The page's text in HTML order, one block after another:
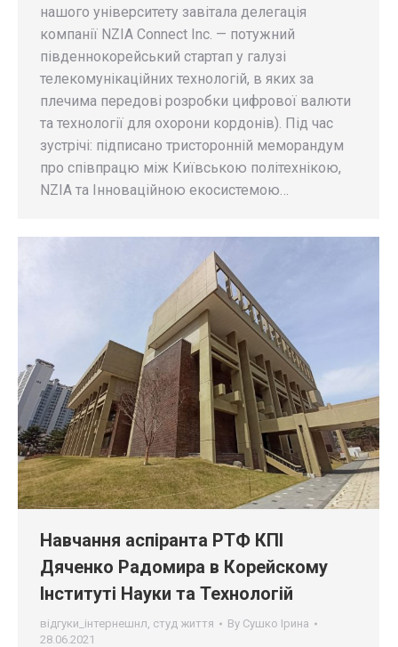
нашого університету завітала делегація
компанії NZIA Connect Inc. — потужний
південнокорейський стартап у галузі
телекомунікаційних технологій, в яких за
плечима передові розробки цифрової валюти
та технології для охорони кордонів). Під час
зустрічі: підписано тристоронній меморандум
про співпрацю між Київською політехнікою,
NZIA та Інноваційною екосистемою…
Навчання аспіранта РТФ КПІ
Дяченко Радомира в Корейскому
Інституті Науки та Технологій
відгуки_інтернешнл студ життя By Сушко Ірина
28.06.2021